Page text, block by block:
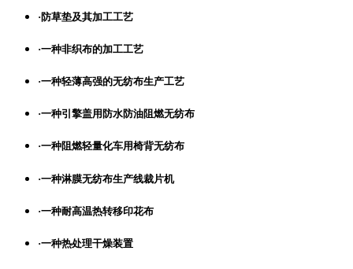
·防草垫及其加工工艺
·一种非织布的加工工艺
·一种轻薄高强的无纺布生产工艺
·一种引擎盖用防水防油阻燃无纺布
·一种阻燃轻量化车用椅背无纺布
·一种淋膜无纺布生产线裁片机
·一种耐高温热转移印花布
·一种热处理干燥装置